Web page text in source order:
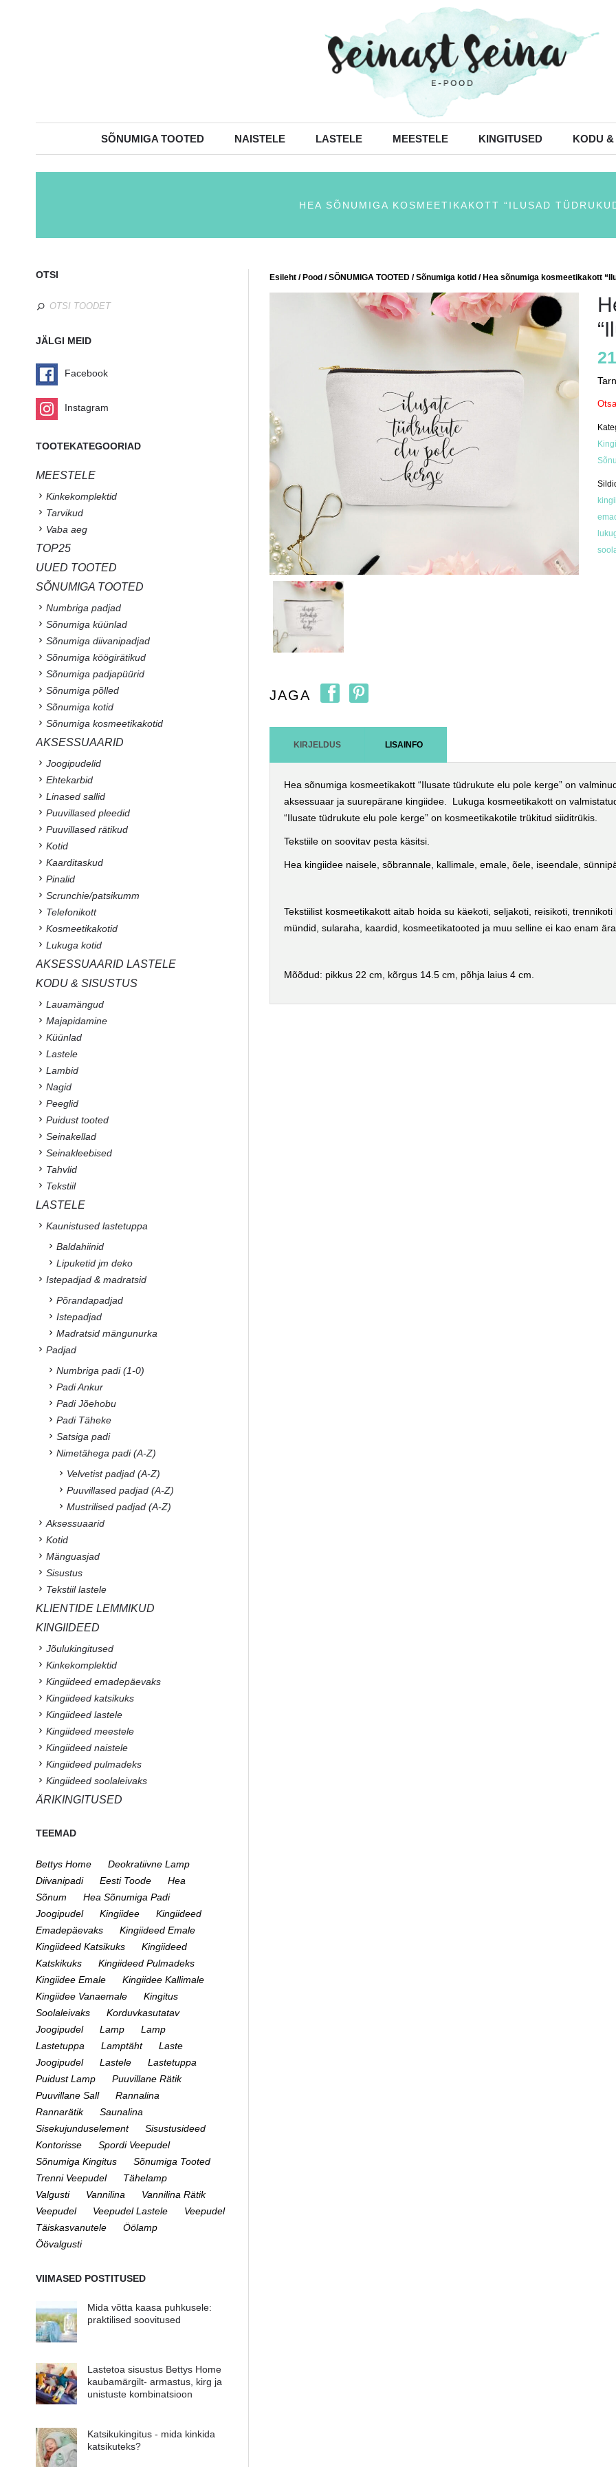
SÕNUMIGA TOOTED NAISTELE LASTELE MEESTELE KINGITUSED KODU &
HEA SÕNUMIGA KOSMEETIKAKOTT “ILUSAD
Esileht /Pood /SÕNUMIGA TOOTED /Sõnumiga kotid / Hea sõnumiga kosmeetikakott
JAGA
KIRJELDUS LISAINFO
Hea sõnumiga kosmeetikakott “Ilusate tüdrukute elu pole kerge” on
aksessuaar ja suurepärane kingiidee. Lukuga kosmeetikakott on
“Ilusate tüdrukute elu pole kerge” on kosmeetikakotile trükitud siiditrükis.
Tekstiile on soovitav pesta käsitsi.
Hea kingiidee naisele, sõbrannale, kallimale, emale, õele, iseendale,
Tekstiilist kosmeetikakott aitab hoida su käekoti, seljakoti, reisikoti,
mündid, sularaha, kaardid, kosmeetikatooted ja muu selline ei kao enam
Mõõdud: pikkus 22 cm, kõrgus 14.5 cm, põhja laius 4 cm.
OTSI
JÄLGI MEID
Facebook
Instagram
TOOTEKATEGOORIAD
MEESTELE
Kinkekomplektid
Tarvikud
Vaba aeg
TOP25
UUED TOOTED
SÕNUMIGA TOOTED
Numbriga padjad
Sõnumiga küünlad
Sõnumiga diivanipadjad
Sõnumiga köögirätikud
Sõnumiga padjapüürid
Sõnumiga põlled
Sõnumiga kotid
Sõnumiga kosmeetikakotid
AKSESSUAARID
Joogipudelid
Ehtekarbid
Linased sallid
Puuvillased pleedid
Puuvillased rätikud
Kotid
Kaarditaskud
Pinalid
Scrunchie/patsikumm
Telefonikott
Kosmeetikakotid
Lukuga kotid
AKSESSUAARID LASTELE
KODU & SISUSTUS
Lauamängud
Majapidamine
Küünlad
Lastele
Lambid
Nagid
Peeglid
Puidust tooted
Seinakellad
Seinakleebised
Tahvlid
Tekstiil
LASTELE
Kaunistused lastetuppa
Baldahiinid
Lipuketid jm deko
Istepadjad & madratsid
Põrandapadjad
Istepadjad
Madratsid mängunurka
Padjad
Numbriga padi (1-0)
Padi Ankur
Padi Jõehobu
Padi Täheke
Satsiga padi
Nimetähega padi (A-Z)
Velvetist padjad (A-Z)
Puuvillased padjad (A-Z)
Mustrilised padjad (A-Z)
Aksessuaarid
Kotid
Mänguasjad
Sisustus
Tekstiil lastele
KLIENTIDE LEMMIKUD
KINGIIDEED
Jõulukingitused
Kinkekomplektid
Kingiideed emadepäevaks
Kingiideed katsikuks
Kingiideed lastele
Kingiideed meestele
Kingiideed naistele
Kingiideed pulmadeks
Kingiideed soolaleivaks
ÄRIKINGITUSED
TEEMAD
Bettys Home
Deokratiivne Lamp
Diivanipadi
Eesti Toode
Hea
Sõnum
Hea Sõnumiga Padi
Joogipudel
Kingiidee
Kingiideed
Emadepäevaks
Kingiideed Emale
Kingiideed Katsikuks
Kingiideed
Katskikuks
Kingiideed Pulmadeks
Kingiidee Emale
Kingiidee Kallimale
Kingiidee Vanaemale
Kingitus
Soolaleivaks
Korduvkasutatav
Joogipudel
Lamp
Lamp
Lastetuppa
Lamptäht
Laste
Joogipudel
Lastele
Lastetuppa
Puidust Lamp
Puuvillane Rätik
Puuvillane Sall
Rannalina
Rannarätik
Saunalina
Sisekujunduselement
Sisustusideed
Kontorisse
Spordi Veepudel
Sõnumiga Kingitus
Sõnumiga Tooted
Trenni Veepudel
Tähelamp
Valgusti
Vannilina
Vannilina Rätik
Veepudel
Veepudel Lastele
Veepudel
Täiskasvanutele
Öölamp
Öövalgusti
VIIMASED POSTITUSED
Mida võtta kaasa puhkusele:
praktilised soovitused
Lastetoa sisustus Bettys Home
kaubamärgilt- armastus, kirg ja
unistuste kombinatsioon
Katsikukingitus - mida kinkida
katsikuteks?